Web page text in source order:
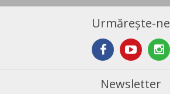
Urmărește-ne
Newsletter